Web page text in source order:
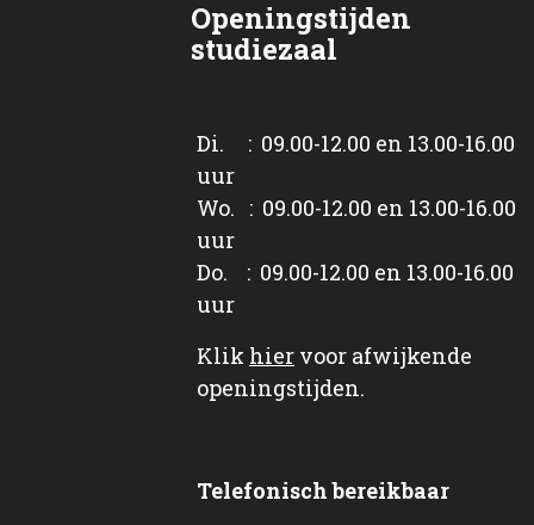
Openingstijden
studiezaal
Di. : 09.00-12.00 en 13.00-16.00
uur
Wo. : 09.00-12.00 en 13.00-16.00
uur
Do. : 09.00-12.00 en 13.00-16.00
uur
Klik hier voor afwijkende
openingstijden.
Telefonisch bereikbaar